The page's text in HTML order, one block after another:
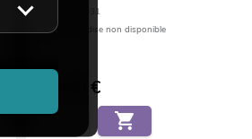
No. 10355031
Marchandise non disponible
€